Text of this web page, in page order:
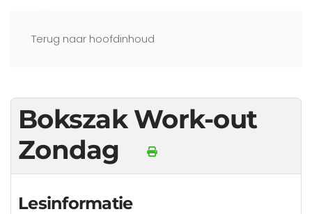
Terug naar hoofdinhoud
Bokszak Work-out
Zondag
Lesinformatie